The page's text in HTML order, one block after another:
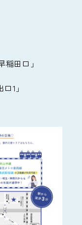
田口」
1」